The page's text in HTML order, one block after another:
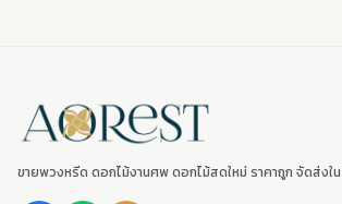
ขายพวงหรีด ดอกไม้งานศพ ดอกไม้สดใหม่ ราคาถูก จัดส่งใ